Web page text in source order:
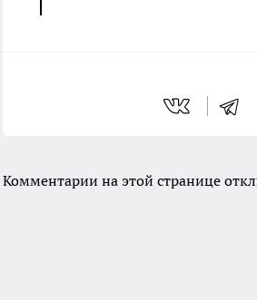
Комментарии на этой странице